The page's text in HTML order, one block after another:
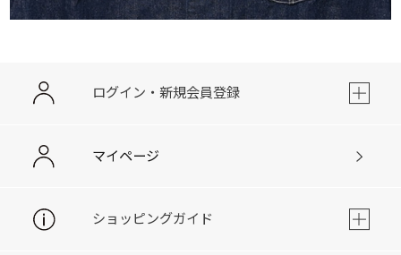
ログイン・新規会員登録
マイページ
ショッピングガイド